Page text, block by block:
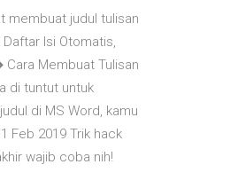
membuat judul tulisan
Isi Otomatis,
Cara Membuat Tulisan
di tuntut untuk
di MS Word, kamu
Feb 2019 Trik hack
wajib coba nih!